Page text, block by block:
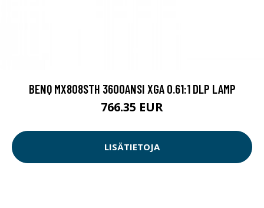
BENQ MX808STH 3600ANSI XGA 0.61:1 DLP LAMP
766.35 EUR
LISÄTIETOJA